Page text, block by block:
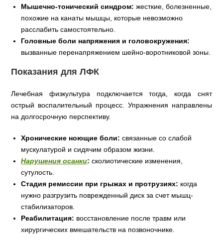
Мышечно-тонический синдром: жесткие, болезненные,
похожие на канаты мышцы, которые невозможно
расслабить самостоятельно.
Головные боли напряжения и головокружения:
вызванные перенапряжением шейно-воротниковой зоны.
Показания для ЛФК
Лечебная физкультура подключается тогда, когда снят
острый воспалительный процесс. Упражнения направлены
на долгосрочную перспективу.
Хронические ноющие боли: связанные со слабой
мускулатурой и сидячим образом жизни.
Нарушения осанки: сколиотические изменения,
сутулость.
Стадия ремиссии при грыжах и протрузиях: когда
нужно разгрузить поврежденный диск за счет мышц-
стабилизаторов.
Реабилитация: восстановление после травм или
хирургических вмешательств на позвоночнике.